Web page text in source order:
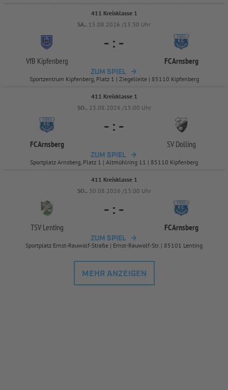
411 Kreisklasse 1
SA.. 15.08.2026 /15:30 Uhr
VfB Kipfenberg
- : -
FC Arnsberg
ZUM SPIEL
Sportzentrum Kipfenberg, Platz 1 | Ziegelleite | 85110 Kipfenberg
411 Kreisklasse 1
SO.. 23.08.2026 /15:00 Uhr
FC Arnsberg
- : -
SV Dolling
ZUM SPIEL
Sportplatz Arnsberg, Platz 1 | Altmühlring 11 | 85110 Kipfenberg
411 Kreisklasse 1
SO.. 30.08.2026 /13:00 Uhr
TSV Lenting
- : -
FC Arnsberg
ZUM SPIEL
Sportplatz Ernst-Rauwolf-Straße | Ernst-Rauwolf-Str. | 85101 Lenting
MEHR ANZEIGEN